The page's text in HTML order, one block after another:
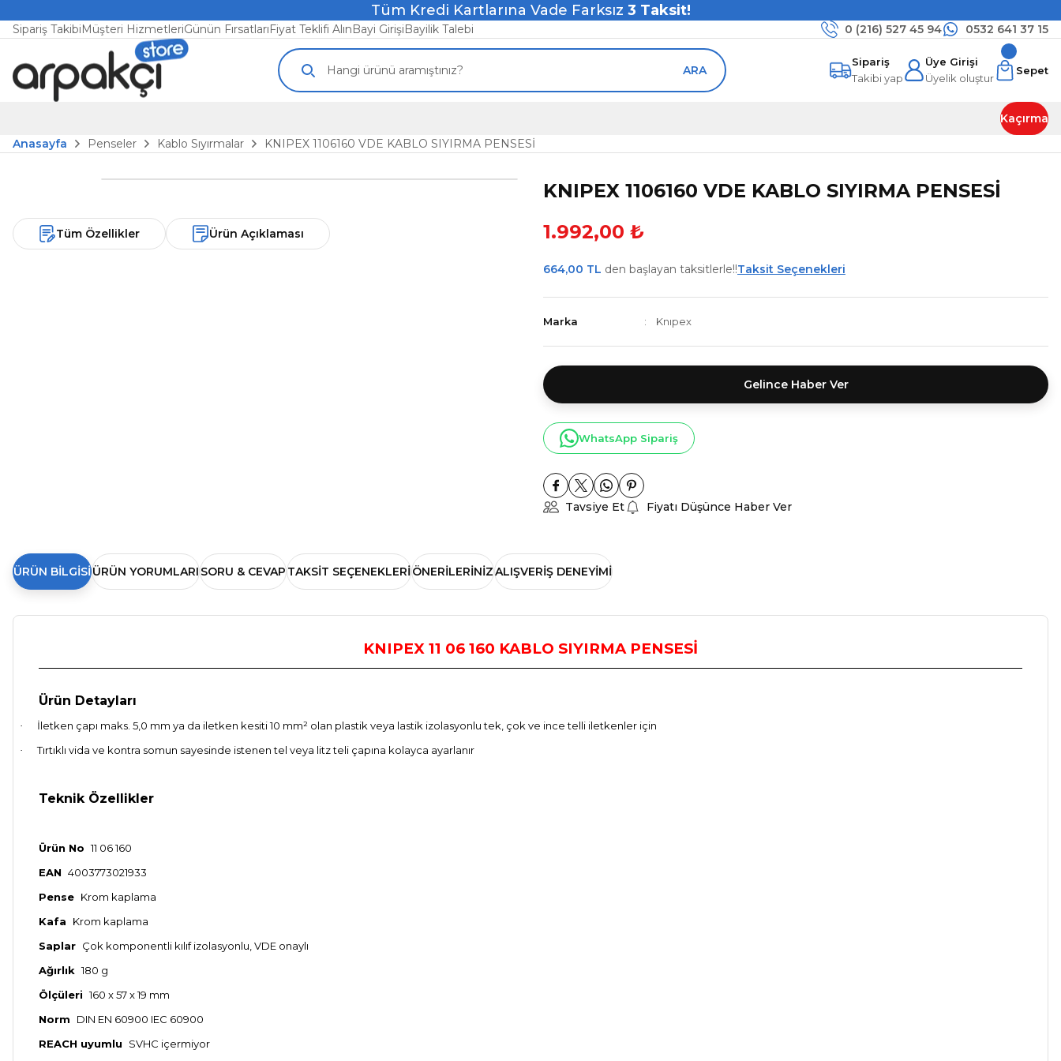
Tüm Kredi Kartlarına Vade Farksız 3 Taksit!
Sipariş TakibiMüşteri HizmetleriGünün FırsatlarıFiyat Teklifi AlınBayi GirişiBayilik Talebi 0 (216) 527 45 94 0532 641 37 15
ARA
Sipariş
Takibi yap
Üye Girişi
Üyelik oluştur
Sepet
Kaçırma
Anasayfa
Penseler Kablo Sıyırmalar KNIPEX 1106160 VDE KABLO SIYIRMA PENSESİ
Tüm Özellikler Ürün Açıklaması
KNIPEX 1106160 VDE KABLO SIYIRMA PENSESİ
1.992,00 ₺
664,00 TL den başlayan taksitlerle!!Taksit Seçenekleri
Marka Knıpex
Gelince Haber Ver
WhatsApp Sipariş
Tavsiye Et Fiyatı Düşünce Haber Ver
ÜRÜN BILGISI ÜRÜN YORUMLARISORU & CEVAPTAKSIT SEÇENEKLERIÖNERILERINIZALIŞVERIŞ DENEYIMI
KNIPEX 11 06 160 KABLO SIYIRMA PENSESİ
Ürün Detayları
· İletken çapı maks. 5,0 mm ya da iletken kesiti 10 mm² olan plastik veya lastik izolasyonlu tek, çok ve ince telli iletkenler için
· Tırtıklı vida ve kontra somun sayesinde istenen tel veya litz teli çapına kolayca ayarlanır
Teknik Özellikler
Ürün No 11 06 160
EAN 4003773021933
Pense Krom kaplama
Kafa
Krom kaplama
Saplar Çok komponentli kılıf izolasyonlu, VDE onaylı
Ağırlık 180 g
Ölçüleri 160 x 57 x 19 mm
Norm
DIN EN 60900 IEC 60900
REACH uyumlu
SVHC içermiyor